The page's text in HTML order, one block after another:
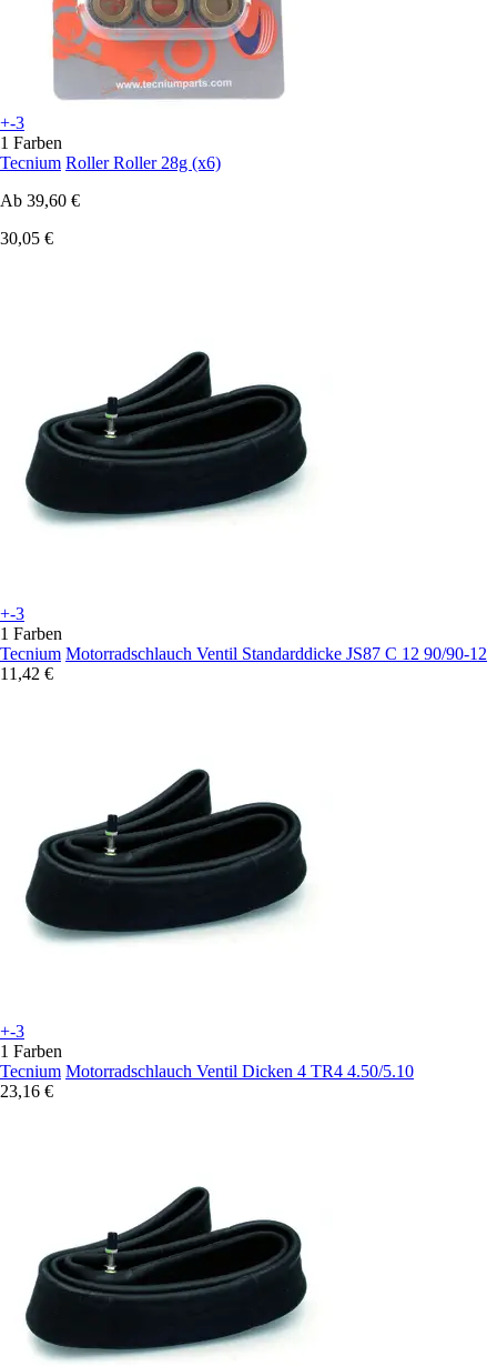
+-3
1 Farben
Tecnium Roller Roller 28g (x6)
Ab 39,60 €
30,05 €
+-3
1 Farben
Tecnium Motorradschlauch Ventil Standarddicke JS87 C 12 90/90-12
11,42 €
+-3
1 Farben
Tecnium Motorradschlauch Ventil Dicken 4 TR4 4.50/5.10
23,16 €